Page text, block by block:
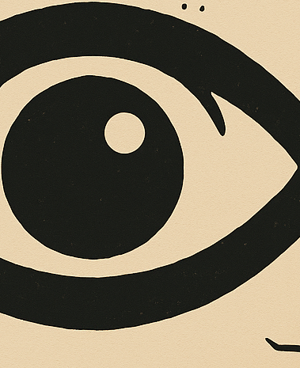
OPERE SUE
Terme Vigliatore, sulle pareti giaccio istantanee,...